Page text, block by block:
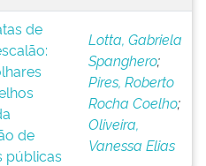
de
de
públicas
Lotta, Gabriela
Spanghero;
Pires, Roberto
Rocha Coelho;
Oliveira,
Vanessa Elias